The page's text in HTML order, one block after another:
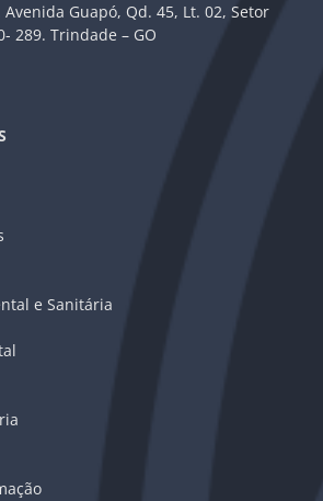
Guapó, Qd. 45, Lt. 02, Setor
289. Trindade – GO
e Sanitária